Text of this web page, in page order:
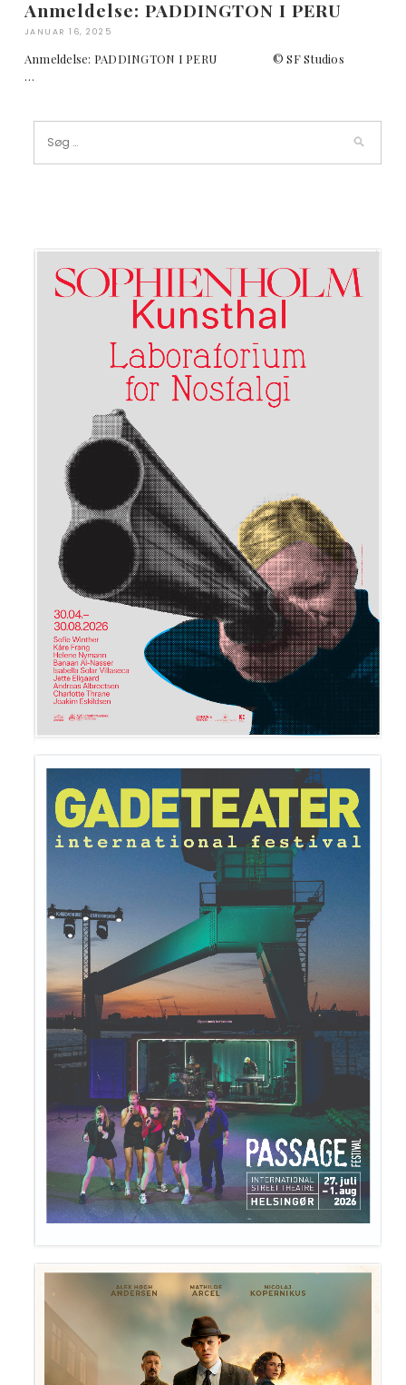
Anmeldelse: PADDINGTON I PERU
JANUAR 16, 2025
Anmeldelse: PADDINGTON I PERU © SF Studios
…